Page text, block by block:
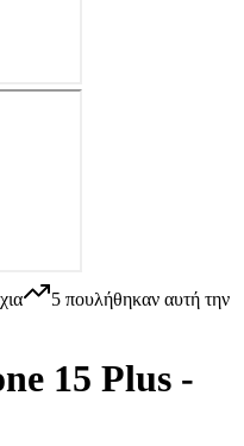
5 πουλήθηκαν αυτή την
15 Plus -